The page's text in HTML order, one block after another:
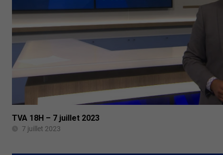
TVA 18H – 7 juillet 2023
7 juillet 2023